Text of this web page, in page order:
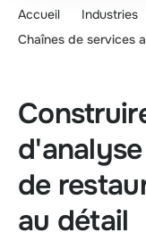
Accueil
Industries
Chaînes de services
de
au détail